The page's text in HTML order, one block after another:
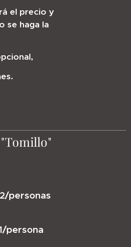
el precio y
se haga la
personas
persona